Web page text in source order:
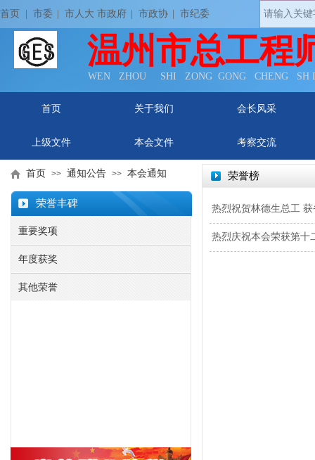
首页 | 市委 市人大 市政府 市政协 市纪委
温州市总工程
WEN ZHOU SHI ZONG GONG CHENG
首页 关于我们 会长风采
上级文件 本会文件 考察交流
荣誉丰碑
首页 >> 通知公告 >> 本会通知 荣誉榜
热烈祝贺林德生总工
热烈庆祝本会荣获第十
重要奖项
年度获奖
其他荣誉